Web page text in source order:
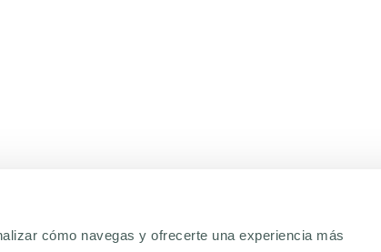
cómo navegas y ofrecerte una experiencia más